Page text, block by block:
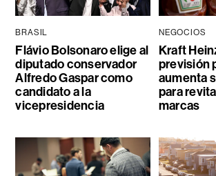
BRASIL
Flávio Bolsonaro elige al
diputado conservador
Alfredo Gaspar como
candidato a la
vicepresidencia
NEGOCIOS
Kraft
previsión
aumenta
para
marcas